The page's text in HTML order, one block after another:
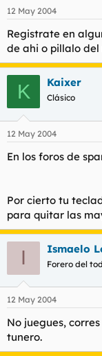
12 May 2004
Registrate en
de ahi o pillalo del
K Kaixer
Clásico
12 May 2004
En los foros de
Por cierto tu
para quitar las
I Ismaelo
Forero del
12 May 2004
No juegues,
tunero.